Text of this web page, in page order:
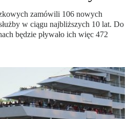
zamówili 106 nowych
w ciągu najbliższych 10 lat. Do
będzie pływało ich więc 472